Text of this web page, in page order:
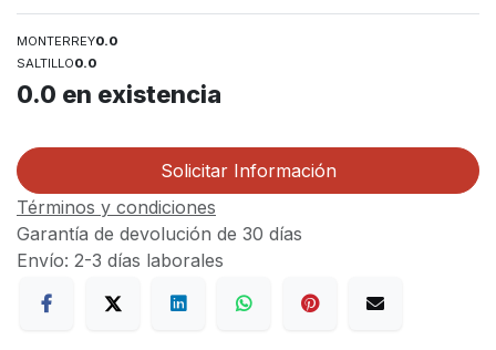
MONTERREY0.0
SALTILLO0.0
0.0 en existencia
Solicitar Información
Términos y condiciones
Garantía de devolución de 30 días
Envío: 2-3 días laborales